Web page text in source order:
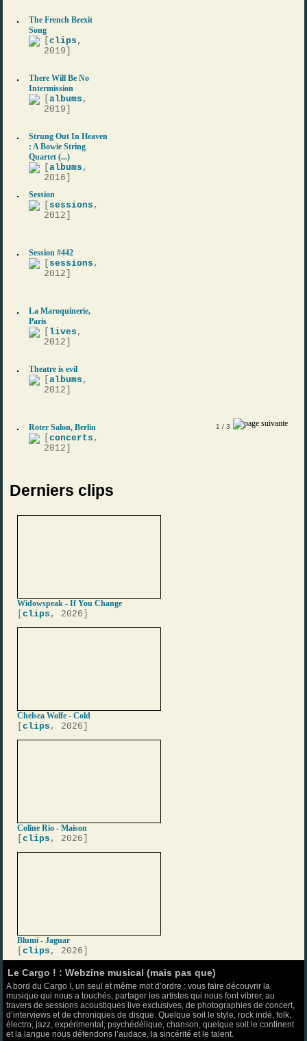
The French Brexit
Song
[clips ,
2019]
There Will Be No
Intermission
[albums ,
2019]
Strung Out In Heaven
: A Bowie String
Quartet (...)
[albums ,
2016]
Session
sessions ,
2012]
Session #442
sessions ,
2012]
La Maroquinerie,
Paris
lives ,
2012]
Theatre is evil
[albums ,
2012]
Roter Salon, Berlin
[concerts ,
2012]
1 / 3
Derniers clips
Widowspeak - If You Change
[clips , 2026]
Chelsea Wolfe - Cold
[clips , 2026]
Coline Rio - Maison
[clips , 2026]
Blumi - Jaguar
[clips , 2026]
Le Cargo ! : Webzine musical (mais pas que)
A bord du Cargo !, un seul et même mot d’ordre : vous faire découvrir la
musique qui nous a touchés, partager les artistes qui nous font vibrer, au
travers de sessions acoustiques live exclusives, de photographies de concert,
d’interviews et de chroniques de disque. Quelque soit le style, rock indé, folk,
électro, jazz, expérimental, psychédélique, chanson, quelque soit le continent
et la langue nous défendons l’audace, la sincérité et le talent.